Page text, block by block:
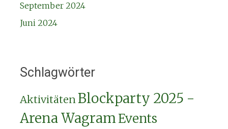
September 2024
Juni 2024
Schlagwörter
Aktivitäten Blockparty 2025 -
Arena WagramEvents